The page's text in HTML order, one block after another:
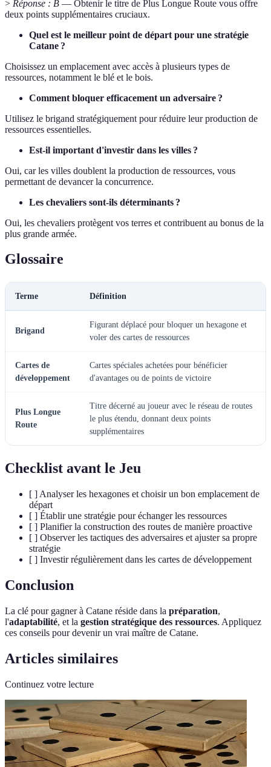
> Réponse : B — Obtenir le titre de Plus Longue Route vous offre
deux points supplémentaires cruciaux.
Quel est le meilleur point de départ pour une stratégie
Catane ?
Choisissez un emplacement avec accès à plusieurs types de
ressources, notamment le blé et le bois.
Comment bloquer efficacement un adversaire ?
Utilisez le brigand stratégiquement pour réduire leur production de
ressources essentielles.
Est-il important d'investir dans les villes ?
Oui, car les villes doublent la production de ressources, vous
permettant de devancer la concurrence.
Les chevaliers sont-ils déterminants ?
Oui, les chevaliers protègent vos terres et contribuent au bonus de la
plus grande armée.
Glossaire
Terme Définition
Brigand
Figurant déplacé pour bloquer un hexagone et
voler des cartes de ressources
Cartes de
développement
Cartes spéciales achetées pour bénéficier
d'avantages ou de points de victoire
Plus Longue
Route
Titre décerné au joueur avec le réseau de routes
le plus étendu, donnant deux points
supplémentaires
Checklist avant le Jeu
[ ] Analyser les hexagones et choisir un bon emplacement de
départ
[ ] Établir une stratégie pour échanger les ressources
[ ] Planifier la construction des routes de manière proactive
[ ] Observer les tactiques des adversaires et ajuster sa propre
stratégie
[ ] Investir régulièrement dans les cartes de développement
Conclusion
La clé pour gagner à Catane réside dans la préparation,
l'adaptabilité, et la gestion stratégique des ressources. Appliquez
ces conseils pour devenir un vrai maître de Catane.
Articles similaires
Continuez votre lecture